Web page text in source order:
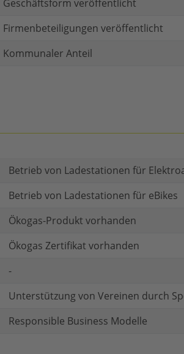
Geschäftsform veröffentlicht
Firmenbeteiligungen veröffentlicht
Kommunaler Anteil
Betrieb von Ladestationen für
Betrieb von Ladestationen für eBikes
Ökogas-Produkt vorhanden
Ökogas Zertifikat vorhanden
-
Unterstützung von Vereinen durch
Responsible Business Modelle